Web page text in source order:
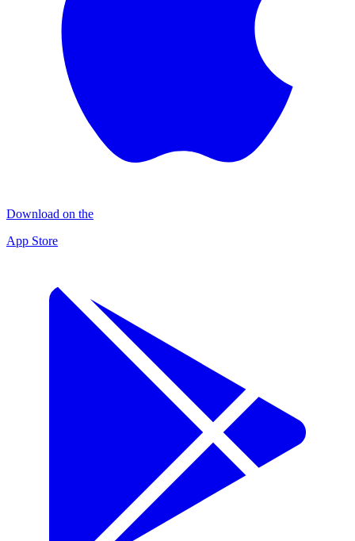
Download on the
App Store